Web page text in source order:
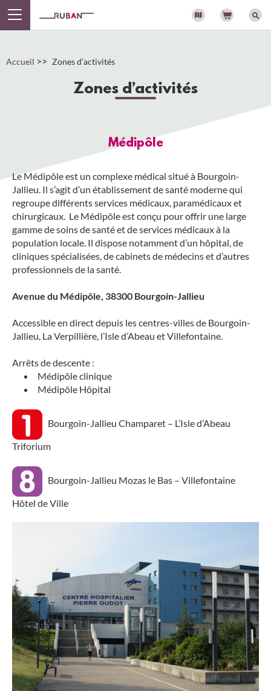
Accueil >> Zones d’activités
Zones d’activités
Médipôle
Le Médipôle est un complexe médical situé à Bourgoin-
Jallieu. Il s’agit d’un établissement de santé moderne qui
regroupe différents services médicaux, paramédicaux et
chirurgicaux. Le Médipôle est conçu pour offrir une large
gamme de soins de santé et de services médicaux à la
population locale. Il dispose notamment d’un hôpital, de
cliniques spécialisées, de cabinets de médecins et d’autres
professionnels de la santé.
Avenue du Médipôle, 38300 Bourgoin-Jallieu
Accessible en direct depuis les centres-villes de Bourgoin-
Jallieu, La Verpillière, l’Isle d’Abeau et Villefontaine.
Arrêts de descente :
Médipôle clinique
Médipôle Hôpital
Bourgoin-Jallieu Champaret – L’Isle d’Abeau
Triforium
Bourgoin-Jallieu Mozas le Bas – Villefontaine
Hôtel de Ville